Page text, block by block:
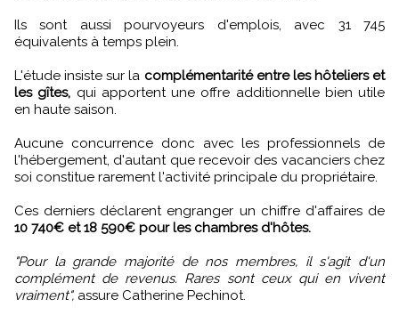
Ils sont aussi pourvoyeurs d'emplois, avec 31 745
équivalents à temps plein.
L'étude insiste sur la complémentarité entre les hôteliers et
les gîtes, qui apportent une offre additionnelle bien utile
en haute saison.
Aucune concurrence donc avec les professionnels de
l'hébergement, d'autant que recevoir des vacanciers chez
soi constitue rarement l'activité principale du propriétaire.
Ces derniers déclarent engranger un chiffre d'affaires de
10 740€ et 18 590€ pour les chambres d'hôtes.
"Pour la grande majorité de nos membres, il s'agit d'un
complément de revenus. Rares sont ceux qui en vivent
vraiment", assure Catherine Pechinot.